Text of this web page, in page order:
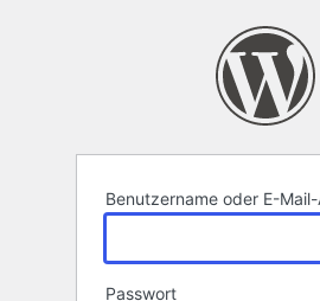
Benutzername oder E-
Passwort